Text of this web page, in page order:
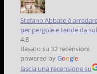
Stefano Abbate è
per pergole e tende da
4.8
Basato su 32 recensioni
powered byGoogle
lascia una recensione su